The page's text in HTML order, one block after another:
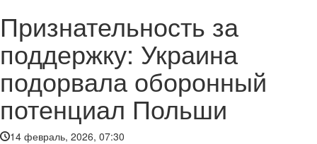
Признательность за
поддержку: Украина
подорвала оборонный
потенциал Польши
14 февраль, 2026, 07:30